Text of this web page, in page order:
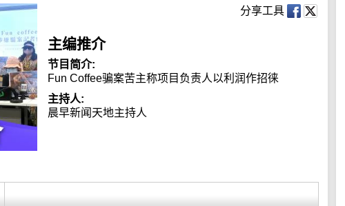
h
分享工具
主编推介
节目简介:
Fun Coffee骗案苦主称项目负责人以利润作招徕
主持人:
晨早新闻天地主持人